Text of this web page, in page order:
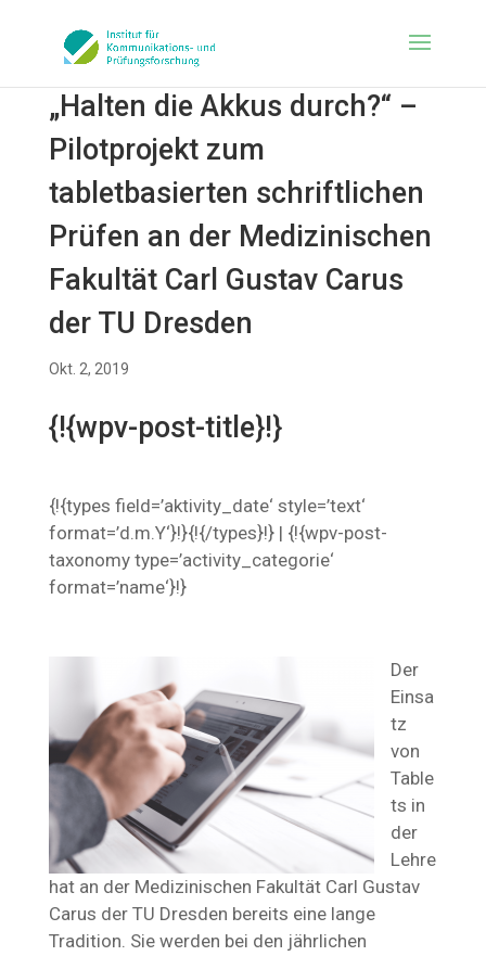
„Halten die Akkus durch?“ –
Pilotprojekt zum
tabletbasierten schriftlichen
Prüfen an der Medizinischen
Fakultät Carl Gustav Carus
der TU Dresden
Okt. 2, 2019
{!{wpv-post-title}!}
{!{types field=’aktivity_date‘ style=’text‘
format=’d.m.Y‘}!}{!{/types}!} | {!{wpv-post-
taxonomy type=’activity_categorie‘
format=’name‘}!}
Der
Einsa
tz
von
Table
ts in
der
Lehre
hat an der Medizinischen Fakultät Carl Gustav
Carus der TU Dresden bereits eine lange
Tradition. Sie werden bei den jährlichen